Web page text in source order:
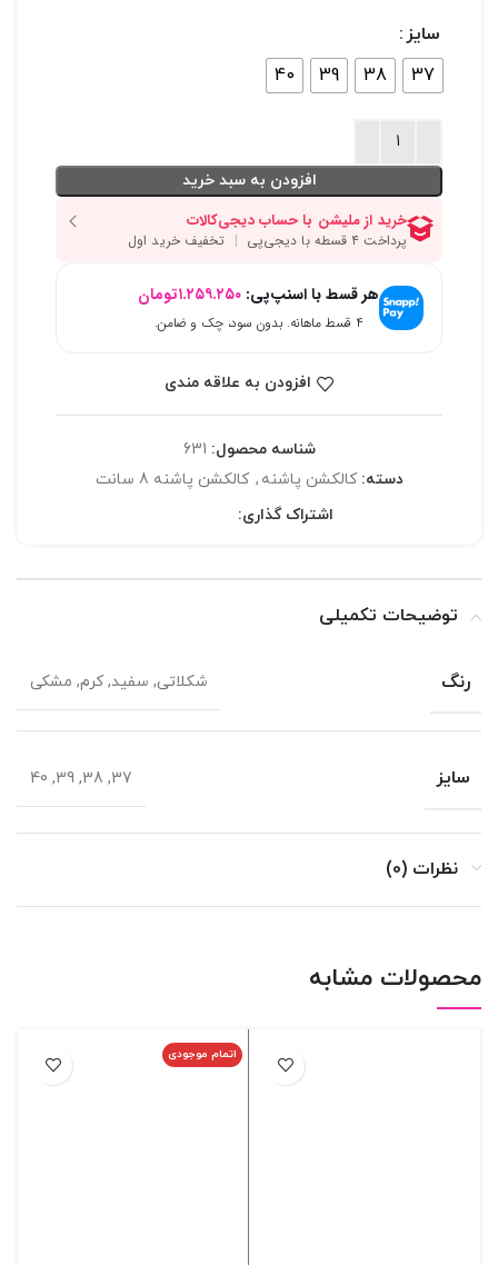
سایز
37
38
39
40
افزودن به سبد خرید
هر قسط با اسنپ‌پی: ۱.۲۵۹.۲۵۰تومان
۴ قسط ماهانه. بدون سود، چک و ضامن.
افزودن به علاقه مندی
شناسه محصول: 631
دسته: کالکشن پاشنه , کالکشن پاشنه 8 سانت
اشتراک گذاری:
توضیحات تکمیلی
رنگ شکلاتی, سفید, کرم, مشکی
سایز 37, 38, 39, 40
نظرات (0)
محصولات مشابه
اتمام موجودی